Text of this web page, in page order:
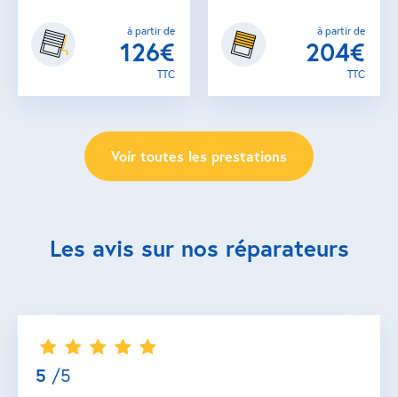
à partir de
126€
TTC
à partir de
204€
TTC
Voir toutes les prestations
Les avis sur nos réparateurs
5 /5